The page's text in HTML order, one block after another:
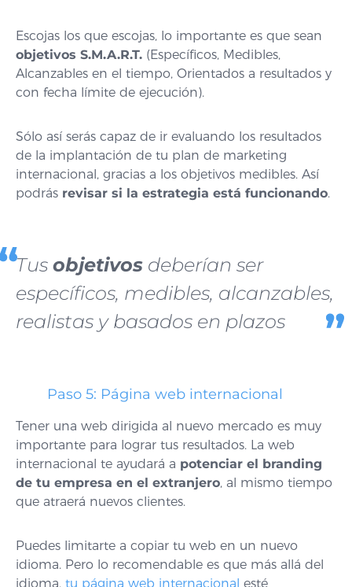
Escojas los que escojas, lo importante es que sean
objetivos S.M.A.R.T. (Específicos, Medibles,
Alcanzables en el tiempo, Orientados a resultados y
con fecha límite de ejecución).
Sólo así serás capaz de ir evaluando los resultados
de la implantación de tu plan de marketing
internacional, gracias a los objetivos medibles. Así
podrás revisar si la estrategia está funcionando.
Tus objetivos deberían ser
específicos, medibles, alcanzables,
realistas y basados en plazos
Paso 5: Página web internacional
Tener una web dirigida al nuevo mercado es muy
importante para lograr tus resultados. La web
internacional te ayudará a potenciar el branding
de tu empresa en el extranjero, al mismo tiempo
que atraerá nuevos clientes.
Puedes limitarte a copiar tu web en un nuevo
idioma. Pero lo recomendable es que más allá del
idioma, tu página web internacional esté